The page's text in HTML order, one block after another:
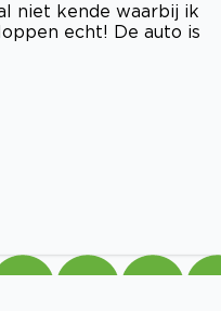
niet kende waarbij ik
echt! De auto is